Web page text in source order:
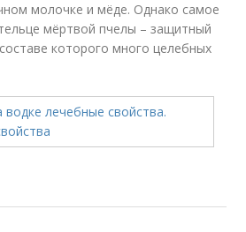
молочке и мёде. Однако самое
мёртвой пчелы – защитный
которого много целебных